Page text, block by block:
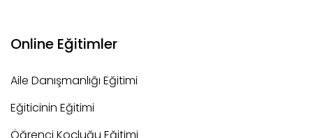
Online Eğitimler
Aile Danışmanlığı Eğitimi
Eğiticinin Eğitimi